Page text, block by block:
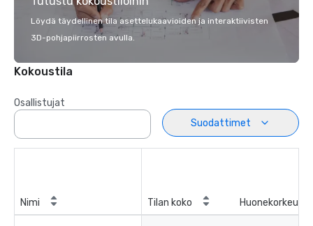
Löydä täydellinen tila asettelukaavioiden ja interaktiivisten
3D-pohjapiirrosten avulla.
Kokoustila
Osallistujat
Suodattimet
Nimi Tilan koko Huonekorkeus